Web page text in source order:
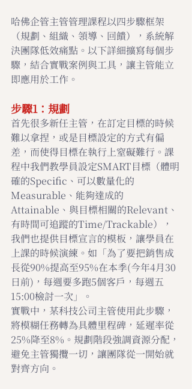
哈佛企管主管管理課程以四步驟框架
（規劃、組織、領導、回饋），系統解
決團隊低效痛點。以下詳細擴寫每個步
驟，結合實戰案例與工具，讓主管能立
即應用於工作。
步驟1：規劃
首先很多新任主管，在訂定目標的時候
難以拿捏，或是目標設定的方式有偏
差，而使得目標在執行上窒礙難行。課
程中我們教學員設定SMART目標（體明
確的Specific、可以數量化的
Measurable、能夠達成的
Attainable、與目標相關的Relevant、
有時間可追蹤的Time/Trackable），
我們也提供目標宣言的模板，讓學員在
上課的時候演練。如「為了要把銷售成
長從90%提高至95%在本季(今年4月30
日前)，每週要多跑5個客戶，每週五
15:00檢討一次」。
實戰中，某科技公司主管使用此步驟，
將模糊任務轉為具體里程碑，延遲率從
25%降至8%。規劃階段強調資源分配，
避免主管獨攬一切，讓團隊從一開始就
對齊方向。